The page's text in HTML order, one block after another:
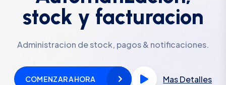
stock y facturacion
Administracion de stock, pagos & notificaciones.
COMENZAR AHORA Mas Detalles